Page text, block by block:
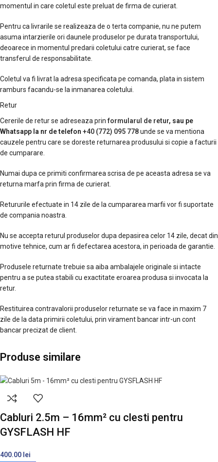
momentul in care coletul este preluat de firma de curierat.
Pentru ca livrarile se realizeaza de o terta companie, nu ne putem
asuma intarzierile ori daunele produselor pe durata transportului,
deoarece in momentul predarii coletului catre curierat, se face
transferul de responsabilitate.
Coletul va fi livrat la adresa specificata pe comanda, plata in sistem
ramburs facandu-se la inmanarea coletului.
Retur
Cererile de retur se adreseaza prin formularul de retur, sau pe
Whatsapp la nr de telefon +40 (772) 095 778unde se va mentiona
cauzele pentru care se doreste returnarea produsului si copie a facturii
de cumparare.
Numai dupa ce primiti confirmarea scrisa de pe aceasta adresa se va
returna marfa prin firma de curierat.
Retururile efectuate in 14 zile de la cumpararea marfii vor fi suportate
de compania noastra.
Nu se accepta returul produselor dupa depasirea celor 14 zile, decat din
motive tehnice, cum ar fi defectarea acestora, in perioada de garantie.
Produsele returnate trebuie sa aiba ambalajele originale si intacte
pentru a se putea stabili cu exactitate eroarea produsa si invocata la
retur.
Restituirea contravalorii produselor returnate se va face in maxim 7
zile de la data primirii coletului, prin virament bancar intr-un cont
bancar precizat de client.
Produse similare
Cabluri 2.5m – 16mm² cu clesti pentru
GYSFLASH HF
400.00 lei